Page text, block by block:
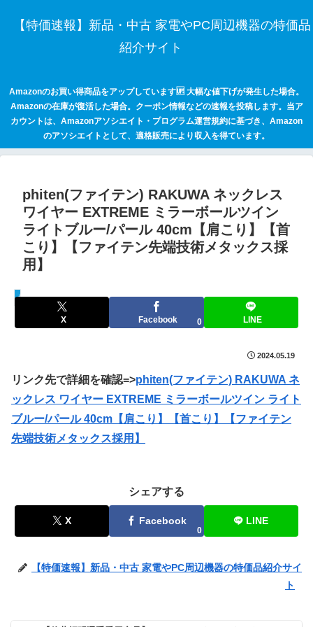
【特価速報】新品・中古 家電やPC周辺機器の特価品
紹介サイト
Amazonのお買い得商品をアップしています🆙 大幅な値下げが発生した場合。
Amazonの在庫が復活した場合。クーポン情報などの速報を投稿します。当ア
カウントは、Amazonアソシエイト・プログラム運営規約に基づき、Amazon
のアソシエイトとして、適格販売により収入を得ています。
phiten(ファイテン) RAKUWA ネックレス
ワイヤー EXTREME ミラーボールツイン
ライトブルー/パール 40cm【肩こり】【首
こり】【ファイテン先端技術メタックス採
用】
セールハンター 激安情報まとめサイト
X Facebook 0 LINE
2024.05.19
リンク先で詳細を確認=>phiten(ファイテン) RAKUWA ネ
ックレス ワイヤー EXTREME ミラーボールツイン ライト
ブルー/パール 40cm【肩こり】【首こり】【ファイテン
先端技術メタックス採用】
シェアする
X Facebook
0
LINE
【特価速報】新品・中古 家電やPC周辺機器の特価品紹介サイ
ト